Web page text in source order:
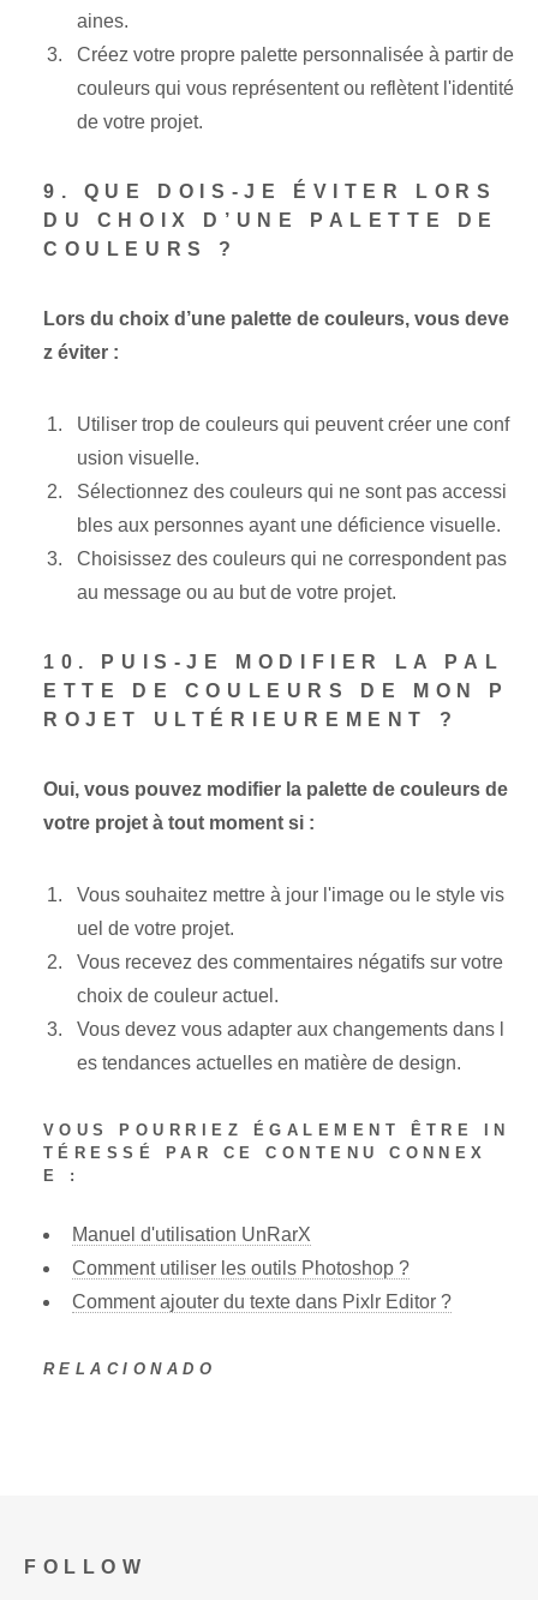
aines.
Créez votre propre palette personnalisée à partir de
couleurs qui vous représentent ou reflètent l'identité
de votre projet.
9. QUE DOIS-JE ÉVITER LORS
DU CHOIX D’UNE PALETTE DE
COULEURS ?
Lors du choix d’une palette de couleurs, vous deve
z éviter :
Utiliser trop de couleurs qui peuvent créer une conf
usion visuelle.
Sélectionnez des couleurs qui ne sont pas accessi
bles aux personnes ayant une déficience visuelle.
Choisissez des couleurs qui ne correspondent pas
au message ou au but de votre projet.
10. PUIS-JE MODIFIER LA PAL
ETTE DE COULEURS DE MON P
ROJET ULTÉRIEUREMENT ?
Oui, vous pouvez modifier la palette de couleurs de
votre projet à tout moment si :
Vous souhaitez mettre à jour l'image ou le style vis
uel de votre projet.
Vous recevez des commentaires négatifs sur votre
choix de couleur actuel.
Vous devez vous adapter aux changements dans l
es tendances actuelles en matière de design.
VOUS POURRIEZ ÉGALEMENT ÊTRE IN
TÉRESSÉ PAR CE CONTENU CONNEX
E :
Manuel d'utilisation UnRarX
Comment utiliser les outils Photoshop ?
Comment ajouter du texte dans Pixlr Editor ?
RELACIONADO
FOLLOW